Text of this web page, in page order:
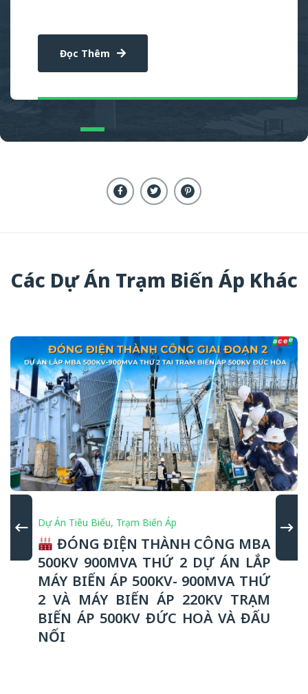
Đọc Thêm
Các Dự Án Trạm Biến Áp Khác
Dự Án Tiêu Biểu, Trạm Biến Áp
ĐÓNG ĐIỆN THÀNH CÔNG MBA
500KV 900MVA THỨ 2 DỰ ÁN LẮP
MÁY BIẾN ÁP 500KV- 900MVA THỨ
2 VÀ MÁY BIẾN ÁP 220KV TRẠM
BIẾN ÁP 500KV ĐỨC HOÀ VÀ ĐẤU
NỐI